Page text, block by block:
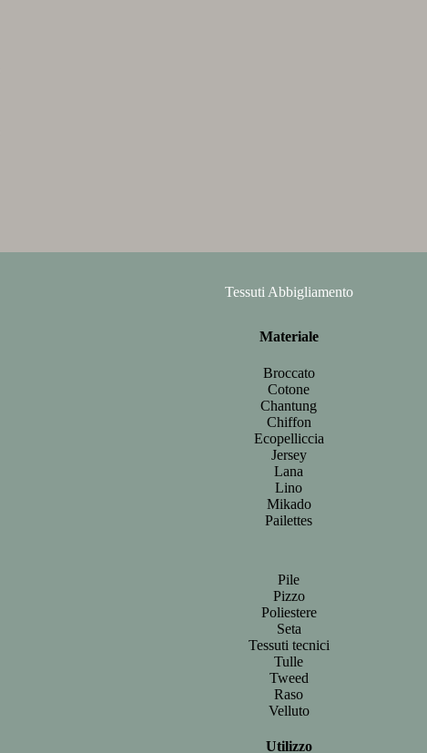
Tessuti Abbigliamento
Materiale
Broccato
Cotone
Chantung
Chiffon
Ecopelliccia
Jersey
Lana
Lino
Mikado
Pailettes
Pile
Pizzo
Poliestere
Seta
Tessuti tecnici
Tulle
Tweed
Raso
Velluto
Utilizzo